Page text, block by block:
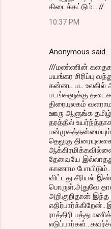
கிடைக்கட்டும்....//
10:37 PM
Anonymous said…
///மண்ணின்
பயங்கர சிரிப்பு
கன்னட பட உலகில்
படங்களுக்கு
திரையுலகம்
ஊரு ஆளுங்க தமிழ்
தரத்தில்
தெலுகு
தேவையே
காணாம
விட்டது சீரியல்
பொருள்.அதுவே
அறிகுறிதான்
ராத்திரி